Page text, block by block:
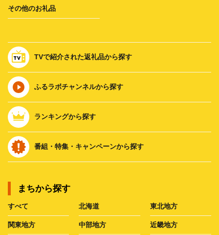
その他のお礼品
TVで紹介された返礼品から探す
ふるラボチャンネルから探す
ランキングから探す
番組・特集・キャンペーンから探す
まちから探す
すべて 北海道 東北地方
関東地方 中部地方 近畿地方